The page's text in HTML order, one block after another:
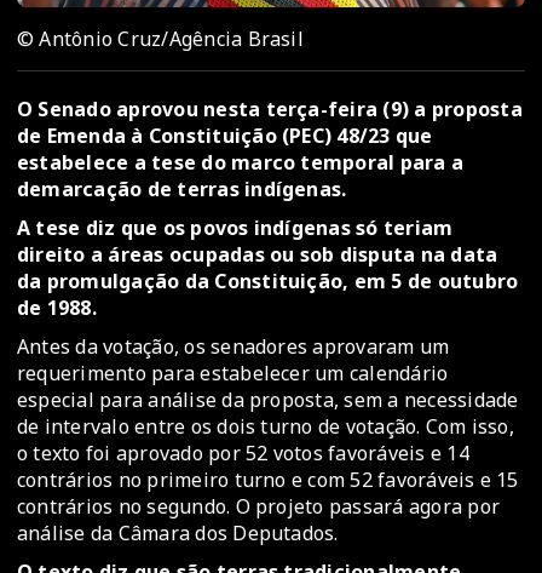
© Antônio Cruz/Agência Brasil
O Senado aprovou nesta terça-feira (9) a proposta
de Emenda à Constituição (PEC) 48/23 que
estabelece a tese do marco temporal para a
demarcação de terras indígenas.
A tese diz que os povos indígenas só teriam
direito a áreas ocupadas ou sob disputa na data
da promulgação da Constituição, em 5 de outubro
de 1988.
Antes da votação, os senadores aprovaram um
requerimento para estabelecer um calendário
especial para análise da proposta, sem a necessidade
de intervalo entre os dois turno de votação. Com isso,
o texto foi aprovado por 52 votos favoráveis e 14
contrários no primeiro turno e com 52 favoráveis e 15
contrários no segundo. O projeto passará agora por
análise da Câmara dos Deputados.